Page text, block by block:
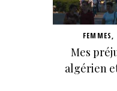
FEMMES,
Mes
algérien